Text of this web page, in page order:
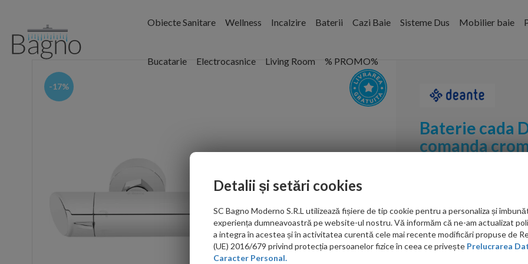
Obiecte Sanitare Wellness Incalzire Baterii Cazi Baie Sisteme Dus Mobilier baie
Bucatarie Electrocasnice Living Room % PROMO%
-17%
Baterie cada
comanda
657.00 RON
Ati gasit in alta
Detalii și setări cookies
SC Bagno Moderno S.R.L utilizează fișiere de tip cookie pentru a personaliza și
experiența dumneavoastră pe website-ul nostru. Vă informăm că ne-am actualizat
a integra în acestea și în activitatea curentă cele mai recente modificări propuse de
(UE) 2016/679 privind protecția persoanelor fizice în ceea ce privește Prelucrarea
Caracter Personal.